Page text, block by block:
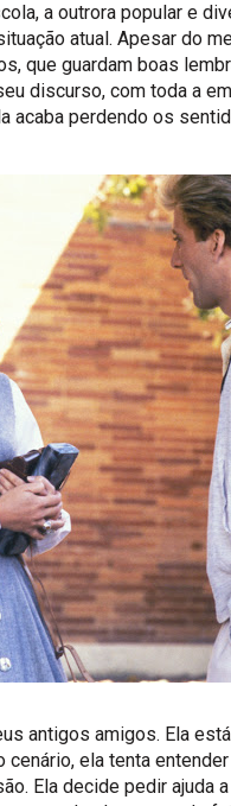
a outrora popular e
atual. Apesar do
que guardam boas
discurso, com toda a
acaba perdendo os
antigos amigos. Ela
ela tenta
Ela decide pedir ajuda